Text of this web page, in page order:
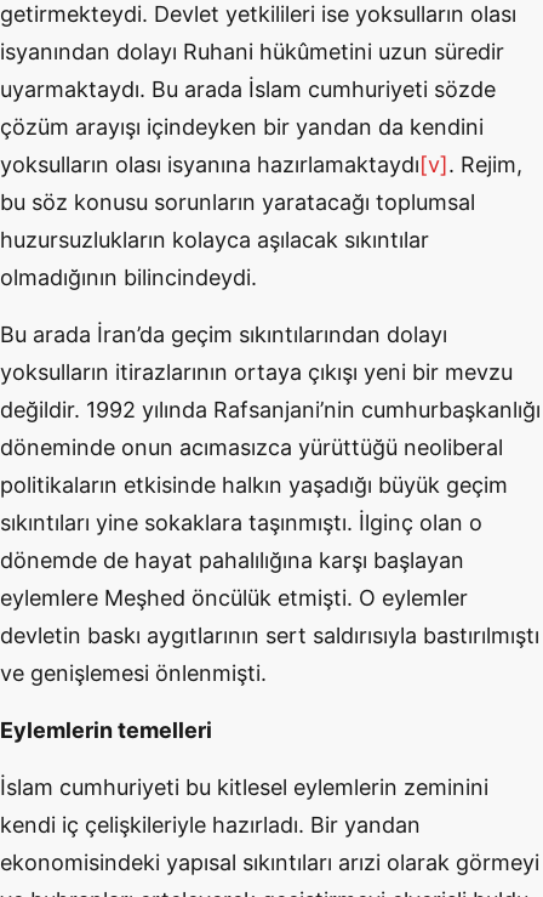
getirmekteydi. Devlet yetkilileri ise yoksulların olası
isyanından dolayı Ruhani hükûmetini uzun süredir
uyarmaktaydı. Bu arada İslam cumhuriyeti sözde
çözüm arayışı içindeyken bir yandan da kendini
yoksulların olası isyanına hazırlamaktaydı[v]. Rejim,
bu söz konusu sorunların yaratacağı toplumsal
huzursuzlukların kolayca aşılacak sıkıntılar
olmadığının bilincindeydi.
Bu arada İran’da geçim sıkıntılarından dolayı
yoksulların itirazlarının ortaya çıkışı yeni bir mevzu
değildir. 1992 yılında Rafsanjani’nin cumhurbaşkanlığı
döneminde onun acımasızca yürüttüğü neoliberal
politikaların etkisinde halkın yaşadığı büyük geçim
sıkıntıları yine sokaklara taşınmıştı. İlginç olan o
dönemde de hayat pahalılığına karşı başlayan
eylemlere Meşhed öncülük etmişti. O eylemler
devletin baskı aygıtlarının sert saldırısıyla bastırılmıştı
ve genişlemesi önlenmişti.
Eylemlerin temelleri
İslam cumhuriyeti bu kitlesel eylemlerin zeminini
kendi iç çelişkileriyle hazırladı. Bir yandan
ekonomisindeki yapısal sıkıntıları arızi olarak görmeyi